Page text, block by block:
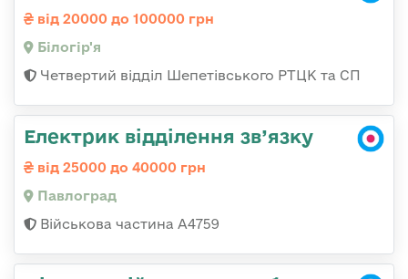
від 20000 до 100000 грн
Білогір'я
Четвертий відділ Шепетівського РТЦК та СП
Електрик відділення зв’язку
від 25000 до 40000 грн
Павлоград
Військова частина А4759